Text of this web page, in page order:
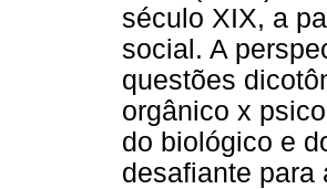
século XIX, a
social. A
questões
orgânico x
do biológico e
desafiante